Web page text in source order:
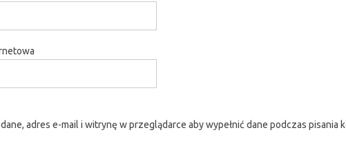
adres e-mail i witrynę w przeglądarce aby wypełnić dane podczas pisania